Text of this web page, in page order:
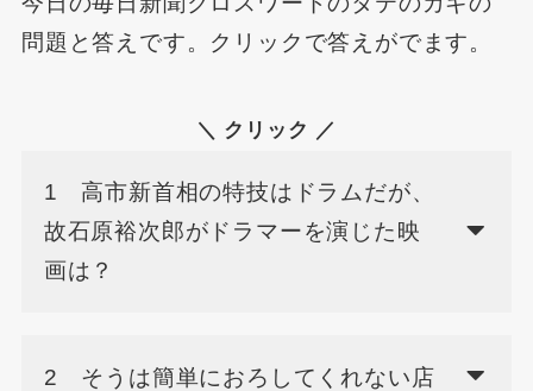
問題と答えです。クリックで答えがでます。
＼ クリック ／
1 高市新首相の特技はドラムだが、
故石原裕次郎がドラマーを演じた映
画は？
2 そうは簡単におろしてくれない店